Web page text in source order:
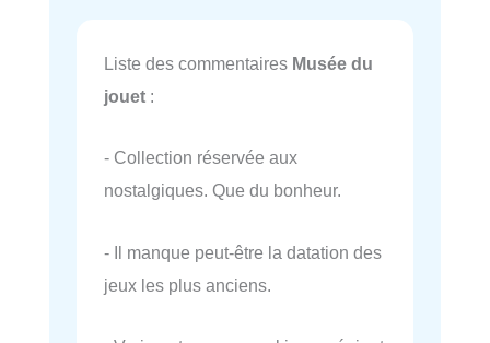
Liste des commentaires Musée du
jouet :
- Collection réservée aux
nostalgiques. Que du bonheur.
- Il manque peut-être la datation des
jeux les plus anciens.